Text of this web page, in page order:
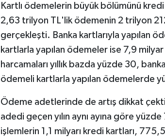
Kartlı ödemelerin büyük bölümünü
2,63 trilyon TL'lik ödemenin 2 trilyon
gerçekleşti. Banka kartlarıyla yapılan
kartlarla yapılan ödemeler ise 7,9
harcamaları yıllık bazda yüzde 30,
ödemeli kartlarla yapılan ödemelerde
Ödeme adetlerinde de artış dikkat
adedi geçen yılın aynı ayına göre
işlemlerin 1,1 milyarı kredi kartları,